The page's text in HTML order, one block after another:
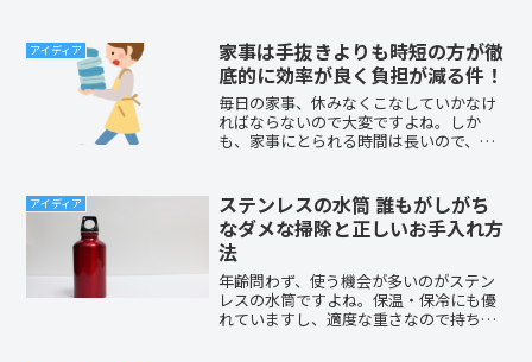
しには力を入れたいですよね。なるべく
簡単にできて、それでいて...
アイディア
家事は手抜きよりも時短の方が徹
底的に効率が良く負担が減る件！
毎日の家事、休みなくこなしていかなけ
ればならないので大変ですよね。しか
も、家事にとられる時間は長いので、嫌
と思ったりしますよね。私も、家事を手
抜きしたくて、いろいろ試行...
アイディア
ステンレスの水筒 誰もがしがち
なダメな掃除と正しいお手入れ方
法
年齢問わず、使う機会が多いのがステン
レスの水筒ですよね。保温・保冷にも優
れていますし、適度な重さなので持ち運